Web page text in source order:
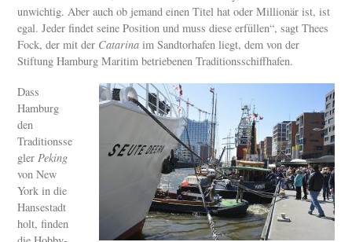
unwichtig. Aber auch ob jemand einen Titel hat oder Millionär ist, ist
egal. Jeder findet seine Position und muss diese erfüllen“, sagt Thees
Fock, der mit der Catarinaim Sandtorhafen liegt, dem von der
Stiftung Hamburg Maritim betriebenen Traditionsschiffhafen.
Dass
Hamburg
den
Traditionsse
gler Peking
von New
York in die
Hansestadt
holt, finden